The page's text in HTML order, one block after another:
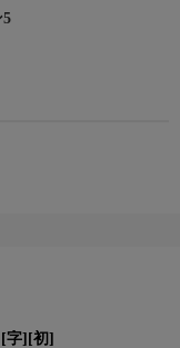
5
字][初]